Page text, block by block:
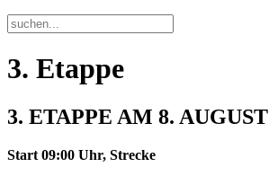
3. Etappe
3. ETAPPE AM 8. AUGUST
Start 09:00 Uhr, Strecke